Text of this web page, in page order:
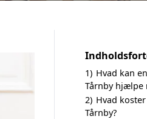
1) Hvad kan
Tårnby hjælpe
2) Hvad
Tårnby?